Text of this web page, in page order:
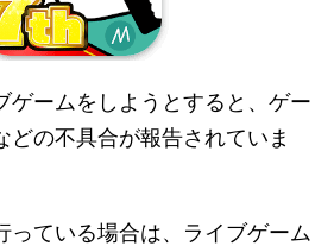
ゲームをしようとすると、ゲー
どの不具合が報告されていま
っている場合は、ライブゲーム